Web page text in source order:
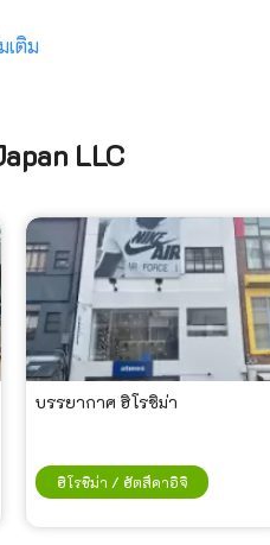
เติม
LLC
บรรยากาศ ฮิโรชิม่า
ฮิโรชิม่า / ฮัตสึคาอิจิ